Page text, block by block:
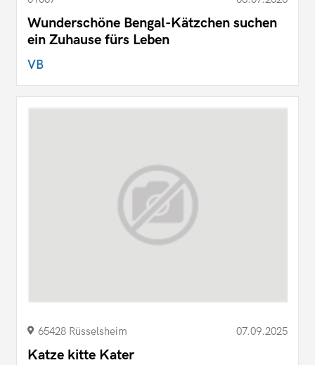
Wunderschöne Bengal-Kätzchen suchen
ein Zuhause fürs Leben
VB
65428 Rüsselsheim 07.09.2025
Katze kitte Kater